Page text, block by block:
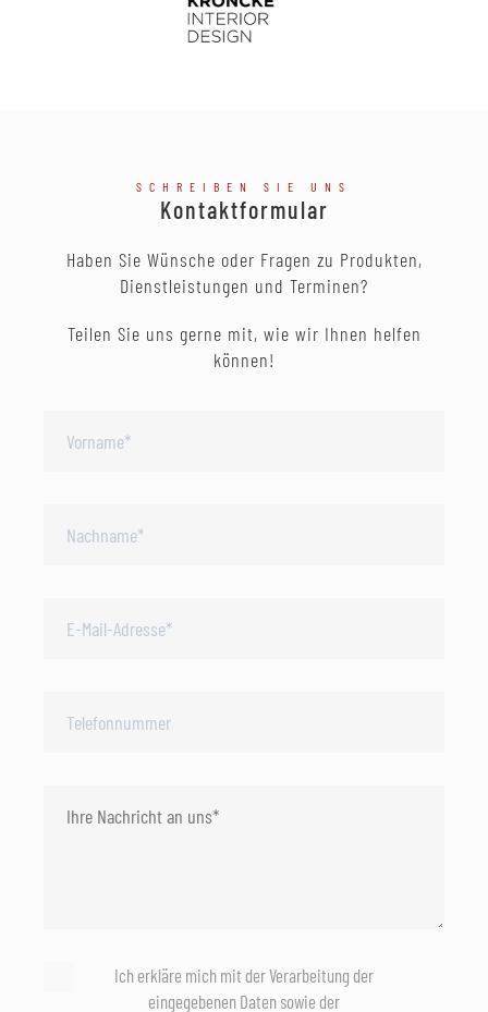
SCHREIBEN SIE UNS
Kontaktformular
Haben Sie Wünsche oder Fragen zu Produkten,
Dienstleistungen und Terminen?
Teilen Sie uns gerne mit, wie wir Ihnen helfen
können!
Ich erkläre mich mit der Verarbeitung der
eingegebenen Daten sowie der